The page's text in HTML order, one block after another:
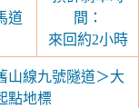
道
間：
來回約2小時
山線九號隧道＞大
點地標